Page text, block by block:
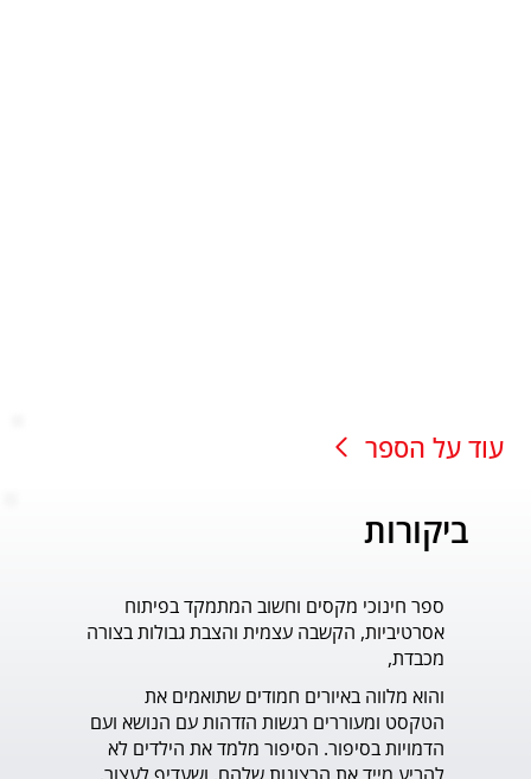
עוד על הספר
ביקורות
ספר חינוכי מקסים וחשוב המתמקד בפיתוח
אסרטיביות, הקשבה עצמית והצבת גבולות בצורה
מכבדת,
והוא מלווה באיורים חמודים שתואמים את
הדמויות בסיפור. הסיפור מלמד את הילדים לא